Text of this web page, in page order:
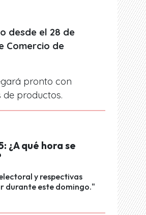
desde el 28 de
Comercio de
pronto con
de productos.
¿A qué hora se
y respectivas
durante este domingo."